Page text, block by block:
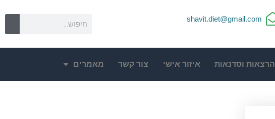
shavit.diet@gmail.com
הרצאות וסדנאות איזור אישי צור קשר מאמרים